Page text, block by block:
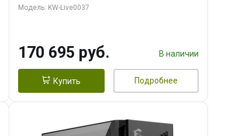
7, C16 8EC/8PC/ 32 ГБ ОЗУ (2
HDMI/ 1 ТБ SSD)
Модель: KW-Live0037
170 695 руб. В наличии
Купить Подробнее